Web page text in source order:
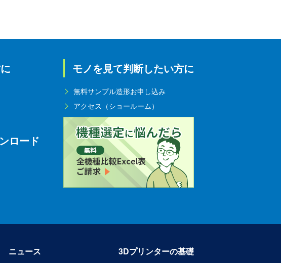
ロード
モノを見て判断したい方に
無料サンプル造形お申し込み
アクセス（ショールーム）
ニュース 3Dプリンターの基礎